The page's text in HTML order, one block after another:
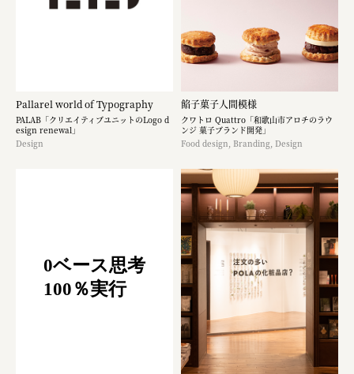
Pallarel world of Typography
PALAB「クリエイティブユニットのLogo d
esign renewal」
Design
餡子菓子人間模様
クワトロ Quattro「和歌山市アロチのラウ
ンジ 菓子ブランド開発」
Food design, Branding, Design
0ベース思考
100％実行